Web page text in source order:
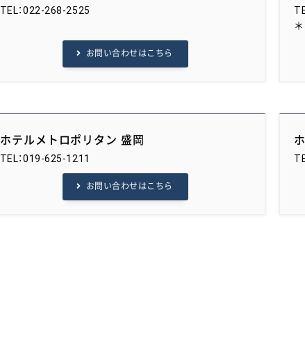
TEL：022-268-2525
お問い合わせはこちら
ホテルメトロポリタン 盛岡
TEL：019-625-1211
お問い合わせはこちら